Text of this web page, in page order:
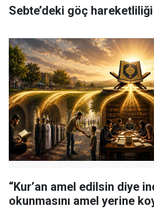
Sebte’deki göç hareketliliği
“Kur’an amel edilsin diye
okunmasını amel yerine